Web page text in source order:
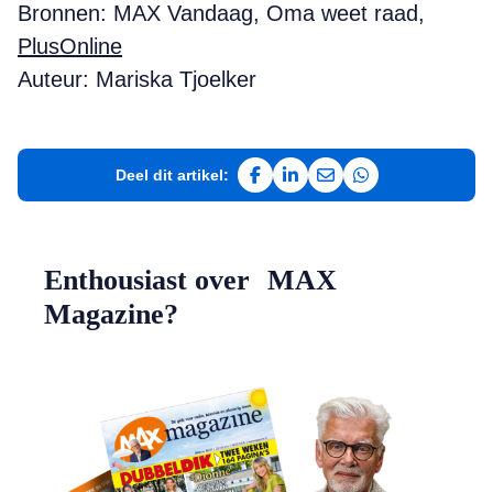
Bronnen: MAX Vandaag, Oma weet raad,
PlusOnline
Auteur: Mariska Tjoelker
Deel dit artikel:
Deel op Facebook
Deel op LinkedIn
Deel via e-mail
Deel via
Enthousiast over MAX
Magazine?